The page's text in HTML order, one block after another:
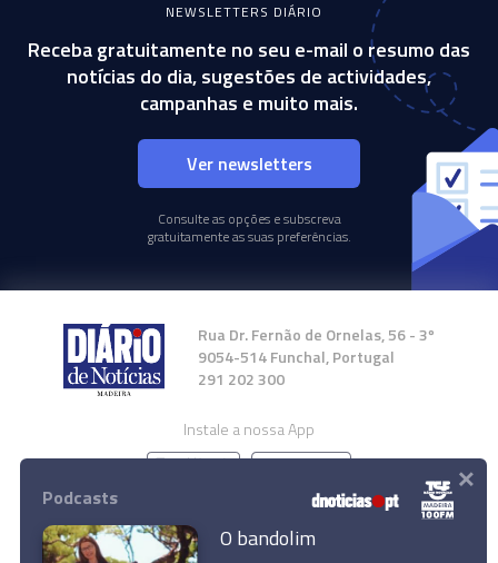
NEWSLETTERS DIÁRIO
Receba gratuitamente no seu e-mail o resumo das
notícias do dia, sugestões de actividades,
campanhas e muito mais.
Ver newsletters
Consulte as opções e subscreva
gratuitamente as suas preferências.
Rua Dr. Fernão de Ornelas, 56 - 3º
9054-514 Funchal, Portugal
291 202 300
Instale a nossa App
Podcasts
O bandolim
×